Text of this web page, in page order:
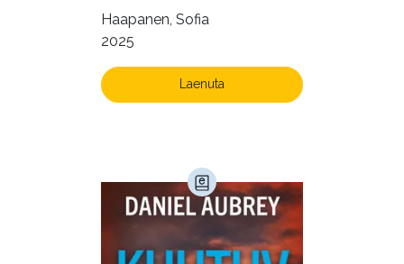
Kultuur ja teadus (45)
Kunst ja looming (86)
Laste- ja noortekirjandus (581)
Maamajandus (24)
Majandus (34)
Perioodika (15)
Psühholoogia (183)
käsiraamat sujuvaks ja
rahuldust pakkuvaks
Haapanen, Sofia
2025
Laenuta